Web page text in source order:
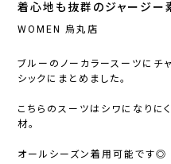
着心地も抜群のジャージー
WOMEN 烏丸店
ブルーのノーカラースーツにチ
シックにまとめました。
こちらのスーツはシワになりに
材。
オールシーズン着用可能です◎